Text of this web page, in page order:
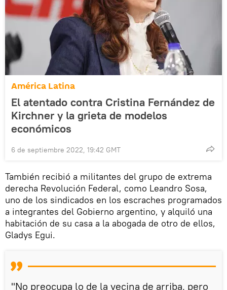
América Latina
El atentado contra Cristina Fernández de
Kirchner y la grieta de modelos
económicos
6 de septiembre 2022, 19:42 GMT
También recibió a militantes del grupo de extrema
derecha Revolución Federal, como Leandro Sosa,
uno de los sindicados en los escraches programados
a integrantes del Gobierno argentino, y alquiló una
habitación de su casa a la abogada de otro de ellos,
Gladys Egui.
"No preocupa lo de la vecina de arriba, pero